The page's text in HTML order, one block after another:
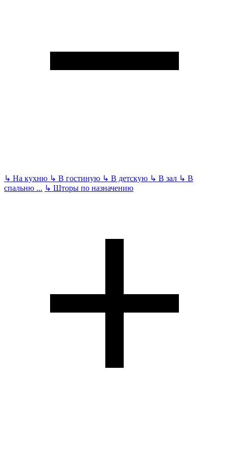
↳ На кухню ↳ В гостиную ↳ В детскую ↳ В зал ↳ В
спальню ... ↳ Шторы по назначению